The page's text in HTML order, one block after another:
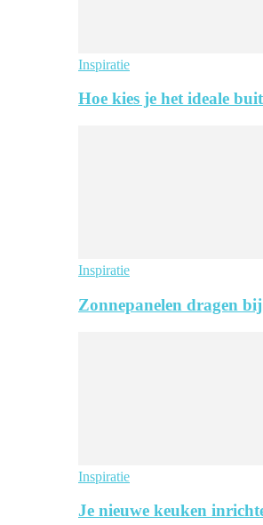
Inspiratie
Hoe kies je het ideale
Inspiratie
Zonnepanelen dragen
Inspiratie
Je nieuwe keuken